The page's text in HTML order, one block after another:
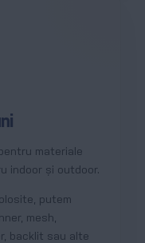
materiale
indoor și outdoor.
putem
mesh,
backlit sau alte